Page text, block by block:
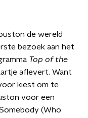
de wereld
bezoek aan het
Top of the
aflevert. Want
kiest om te
voor een
(Who